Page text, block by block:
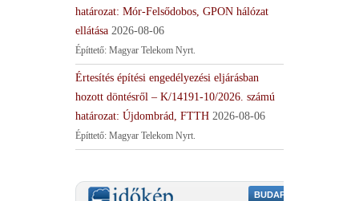
határozat: Mór-Felsődobos, GPON hálózat
ellátása 2026-08-06
Építtető: Magyar Telekom Nyrt.
Értesítés építési engedélyezési eljárásban
hozott döntésről – K/14191-10/2026. számú
határozat: Újdombrád, FTTH 2026-08-06
Építtető: Magyar Telekom Nyrt.